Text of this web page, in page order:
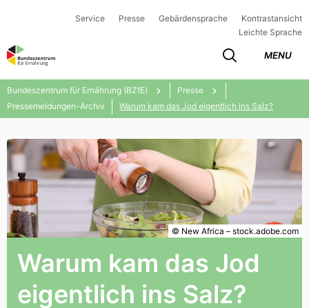
Service Presse Gebärdensprache
Kontrastansicht
Leichte Sprache
MENU
Bundeszentrum für Ernährung (BZfE)
Presse
Pressemeldungen-Archiv
Warum kam das Jod eigentlich ins Salz?
Warum kam das Jod
eigentlich ins Salz?
© New Africa – stock.adobe.com